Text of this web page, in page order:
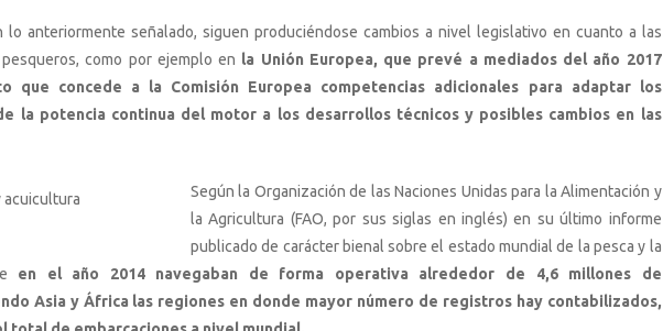
lo anteriormente señalado, siguen produciéndose cambios a nivel legislativo en cuanto a las
como por ejemplo en la Unión Europea, que prevé a mediados del año 2017
que concede a la Comisión Europea competencias adicionales para adaptar los
la potencia continua del motor a los desarrollos técnicos y posibles cambios en las
Según la Organización de las Naciones Unidas para la Alimentación y
la Agricultura (FAO, por sus siglas en inglés) en su último informe
publicado de carácter bienal sobre el estado mundial de la pesca y la
en el año 2014 navegaban de forma operativa alrededor de 4,6 millones de
Asia y África las regiones en donde mayor número de registros hay contabilizados,